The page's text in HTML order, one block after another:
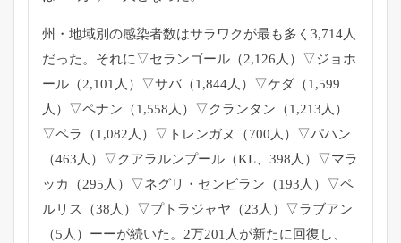
州・地域別の感染者数はサラワクが最も多く3,714人
だった。 それに▽セランゴール（2,126人）▽ジョホ
ール（2,101人）▽サバ（1,844人）▽ケダ（1,599
人）▽ペナン（1,558人）▽クランタン（1,213人）
▽ペラ（1,082人）▽トレンガヌ（700人）▽パハン
（463人）▽ クアラルンプール（KL、398人）▽マラ
ッカ（295人）▽ネグリ・センビラン（193人）▽ペ
ルリス（38人）▽プトラジャヤ（23人）▽ラブアン
（5人）ーーが続いた。 2万201人が新たに回復し、